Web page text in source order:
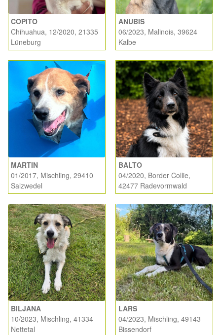
Info Broschüre – SALVA Hundehilfe e.V.
Glückliche Fellnasen
Happy End Stories
Regenbogenbrücke
Aktuelles
SALVA News
Reiseberichte
Kreativprojekte
Unsere Partnertierheime
Partnertierheim La Linea in Spanien
Aktion „Hilfe La Linea“
Updates „Hilfe La Linea“
Partnertierheim in Bulgarien
COPITO
Chihuahua, 12/2020, 21335
Lüneburg
ANUBIS
06/2023, Malinois, 39624
Kalbe
MARTIN
01/2017, Mischling, 29410
Salzwedel
BALTO
04/2020, Border Collie,
42477 Radevormwald
BILJANA
10/2023, Mischling, 41334
Nettetal
LARS
04/2023, Mischling, 49143
Bissendorf